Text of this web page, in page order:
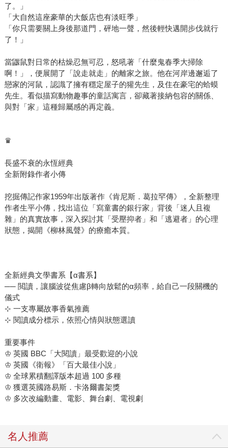
了。」
「大自然這座豪華的大飯店也有淡旺季」
「你只需要關上身後那道門，砰地一聲，然後輕快邁開步伐就行
了！」
當鼴鼠對日常的枯燥忍無可忍，怒吼著「什麼鬼春季大掃除
啊！」，便展開了「說走就走」的離家之旅。他在河岸邊邂逅了
戀家的河鼠，認識了擁有穩定屋子的獾先生，及住在豪宅的蛤蟆
先生。看似描寫動物趣事的童話寓言，卻藏著接納包容的關係、
與對「家」這種歸屬感的再定義。
♛
長盛不衰的永恆經典
全新附錄作者小傳
挖掘傳記作家1959年出版著作《肯尼斯．葛拉罕傳》，全新整理
作者生平小傳，找出這位「寫童書的銀行家」背後「迷人且複
雜」的真實故事，深入探討其「受壓抑者」和「逃避者」的心理
狀態，揭開《柳林風聲》的療癒本質。
全新經典文學書系【α書系】
── 閲讀，讓腦波從焦慮β轉向放鬆的α頻率，給自己一段關機的
儀式
⊹ 一支專屬故事香氣推薦
⊹ 閱讀成分標示，依照心情與狀態選讀
重要事件
♔ 英國 BBC「大閱讀」最受歡迎的小說
♔ 英國《衛報》「百大最佳小說」
♔ 全球累積翻譯版本超過 100 多種
♔ 獲選英國路易斯．卡洛爾書架獎
♔ 多次改編動畫、電影、舞台劇、電視劇
名人推薦